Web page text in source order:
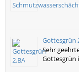
Gottesgrün
Sehr
Gottesgrün